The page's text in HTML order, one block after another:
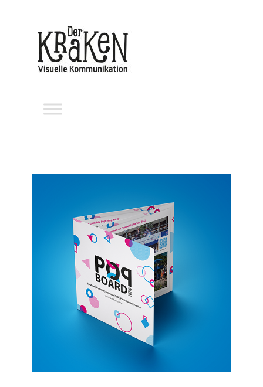
Pop-Board NRW
Unplaces CD Cover